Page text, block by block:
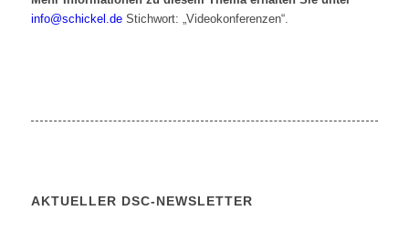
info@schickel.deStichwort: „Videokonferenzen“.
AKTUELLER DSC-NEWSLETTER